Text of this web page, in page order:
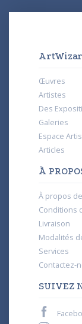
Œuvres
Artistes
Des
Galeries
Espace
Articles
À
À propos
Conditions
Livraison
Modalités
Services
Contactez-
SUIVEZ